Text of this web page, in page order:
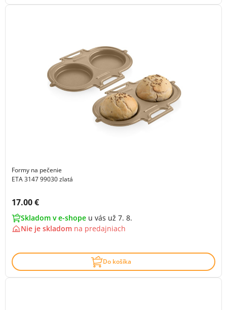
Formy na pečenie
ETA 3147 99030 zlatá
Cena s DPH:
17.00 €
Skladom v e-shope u vás už 7. 8.
Nie je skladom na predajniach
Do košíka